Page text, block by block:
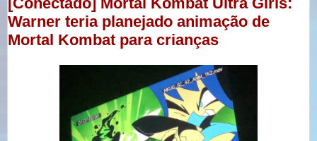
Warner teria planejado animação de
Mortal Kombat para crianças